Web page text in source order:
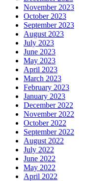
November 2023
October 2023
September 2023
August 2023
July 2023
June 2023
May 2023
April 2023
March 2023
February 2023
January 2023
December 2022
November 2022
October 2022
September 2022
August 2022
July 2022
June 2022
May 2022
April 2022